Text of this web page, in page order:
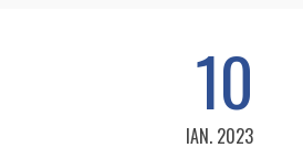
10
IAN. 2023